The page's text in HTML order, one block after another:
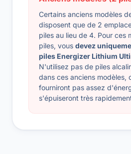
Certains anciens modèles
disposent que de 2
piles au lieu de 4. Pour ces
piles, vous devez
piles Energizer Lithium
N'utilisez pas de piles
dans ces anciens modèles,
fourniront pas assez
s'épuiseront très